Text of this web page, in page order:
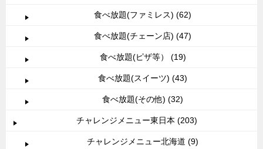
食べ放題(ファミレス) (62)
食べ放題(チェーン店) (47)
食べ放題(ピザ等） (19)
食べ放題(スイーツ) (43)
食べ放題(その他) (32)
チャレンジメニュー東日本 (203)
チャレンジメニュー北海道 (9)